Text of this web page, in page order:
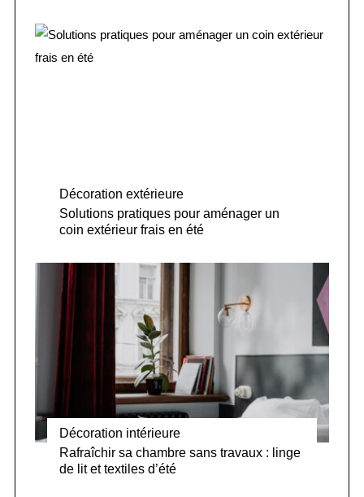
Décoration extérieure
Solutions pratiques pour aménager un
coin extérieur frais en été
Décoration intérieure
Rafraîchir sa chambre sans travaux : linge
de lit et textiles d’été